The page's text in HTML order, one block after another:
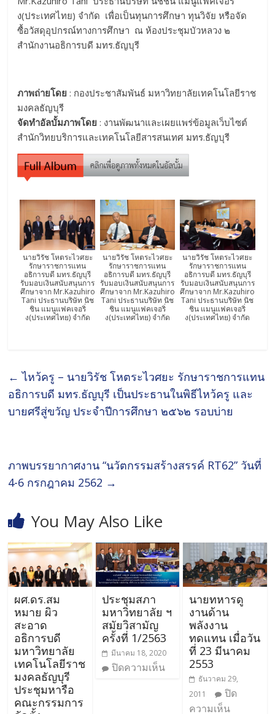
ง(ประเทศไทย) จำกัด เพื่อเป็นทุนการศึกษา ทุนวิจัย หรือจัด
ซื้อวัสดุอุปกรณ์ทางการศึกษา ณ ห้องประชุมบัวหลวง ๒
สำนักงานอธิการบดี มทร.ธัญบุรี
ภาพถ่ายโดย : กองประชาสัมพันธ์ มหาวิทยาลัยเทคโนโลยีราช
มงคลธัญบุรี
จัดทำอัลบั้มภาพโดย : งานพัฒนาและเผยแพร่ข้อมูลเว็บไซต์
สำนักวิทยบริการและเทคโนโลยีสารสนเทศ มทร.ธัญบุรี
นายวิรัช โหตระไวศยะ
รักษาราชการแทน
อธิการบดี มทร.ธัญบุรี
รับมอบเงินสนับสนุนการ
ศึกษาจาก Mr.Kazuhiro
Tani ประธานบริษัท นิช
ชิน แมนูแฟคเจอริ่
ง(ประเทศไทย) จำกัด
นายวิรัช โหตระไวศยะ
รักษาราชการแทน
อธิการบดี มทร.ธัญบุรี
รับมอบเงินสนับสนุนการ
ศึกษาจาก Mr.Kazuhiro
Tani ประธานบริษัท นิช
ชิน แมนูแฟคเจอริ่
ง(ประเทศไทย) จำกัด
นายวิรัช โหตระไวศยะ
รักษาราชการแทน
อธิการบดี มทร.ธัญบุรี
รับมอบเงินสนับสนุนการ
ศึกษาจาก Mr.Kazuhiro
Tani ประธานบริษัท นิช
ชิน แมนูแฟคเจอริ่
ง(ประเทศไทย) จำกัด
← ไหว้ครู – นายวิรัช โหตระไวศยะ รักษาราชการแทน
อธิการบดี มทร.ธัญบุรี เป็นประธานในพิธีไหว้ครู และ
บายศรีสู่ขวัญ ประจำปีการศึกษา ๒๕๖๒ รอบบ่าย
ภาพบรรยากาศงาน “นวัตกรรมสร้างสรรค์ RT62” วันที่
4-6 กรกฎาคม 2562 →
You May Also Like
ผศ.ดร.สม
หมาย ผิว
สะอาด
อธิการบดี
มหาวิทยาลัย
เทคโนโลยีราช
มงคลธัญบุรี
ประชุมหารือ
คณะกรรมการ
ประชุมสภา
มหาวิทยาลัย ฯ
สมัยวิสามัญ
ครั้งที่ 1/2563
มีนาคม 18, 2020
ปิดความเห็น
นายทหารดู
งานด้าน
พลังงาน
ทดแทน เมื่อวัน
ที่ 23 มีนาคม
2553
ธันวาคม 29,
2011
ปิด
ความเห็น